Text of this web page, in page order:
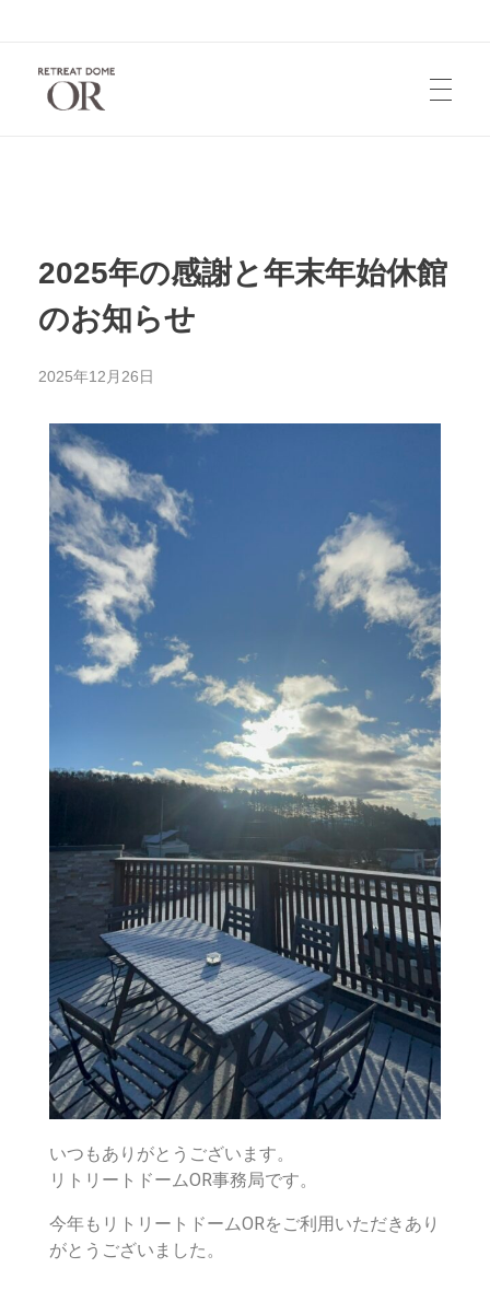
お問い合せ
2025年の感謝と年末年始休館
のお知らせ
2025年12月26日
いつもありがとうございます。
リトリートドームOR事務局です。
今年もリトリートドームORをご利用いただきあり
がとうございました。